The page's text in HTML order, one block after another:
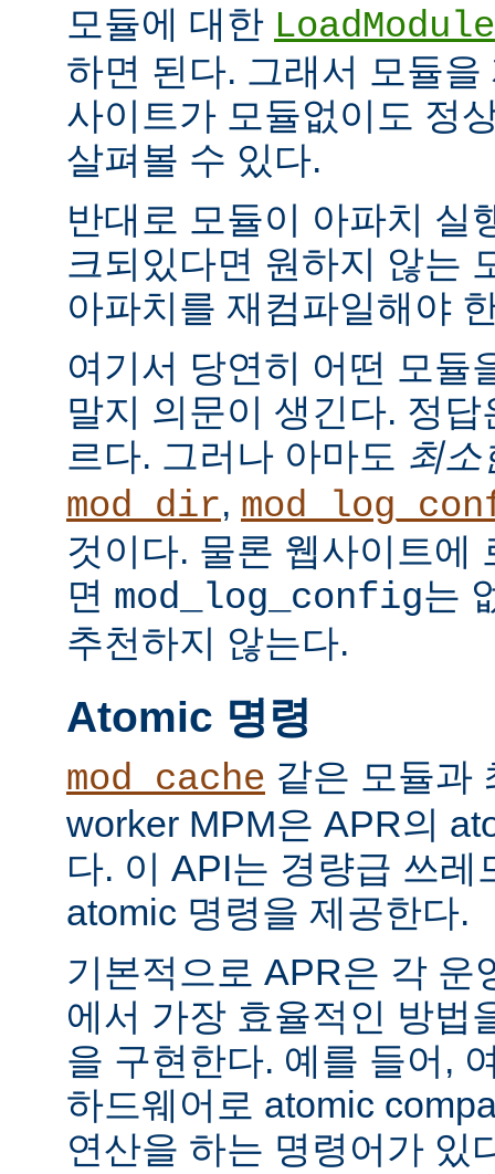
모듈에 대한 LoadModule
하면 된다. 그래서 모듈
사이트가 모듈없이도 정
살펴볼 수 있다.
반대로 모듈이 아파치 실
크되있다면 원하지 않는
아파치를 재컴파일해야
여기서 당연히 어떤 모듈
말지 의문이 생긴다. 정
르다. 그러나 아마도 최소
mod_dir,
것이다. 물론 웹사이트에
면 mod_log_config는
추천하지 않는다.
Atomic 명령
mod_cache 같은 모듈과
worker MPM은 APR의
다. 이 API는 경량급 쓰레
atomic 명령을 제공한다.
기본적으로 APR은 각 운
에서 가장 효율적인 방법
을 구현한다. 예를 들어,
하드웨어로 atomic
연산을 하는 명령어가 있